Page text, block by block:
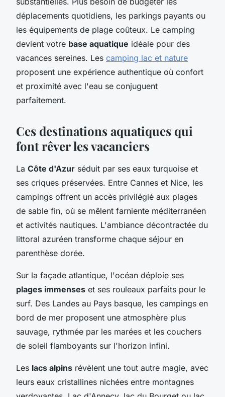
déplacements quotidiens, les parkings payants ou
les équipements de plage coûteux. Le camping
devient votre base aquatique idéale pour des
vacances sereines. Les camping lac et nature
proposent une expérience authentique où confort
et proximité avec l'eau se conjuguent
parfaitement.
Ces destinations aquatiques qui
font rêver les vacanciers
La Côte d'Azur séduit par ses eaux turquoise et
ses criques préservées. Entre Cannes et Nice, les
campings offrent un accès privilégié aux plages
de sable fin, où se mêlent farniente méditerranéen
et activités nautiques. L'ambiance décontractée du
littoral azuréen transforme chaque séjour en
parenthèse dorée.
Sur la façade atlantique, l'océan déploie ses
plages immenses et ses rouleaux parfaits pour le
surf. Des Landes au Pays basque, les campings en
bord de mer proposent une atmosphère plus
sauvage, rythmée par les marées et les couchers
de soleil flamboyants sur l'horizon infini.
Les lacs alpins révèlent une tout autre magie, avec
leurs eaux cristallines nichées entre montagnes